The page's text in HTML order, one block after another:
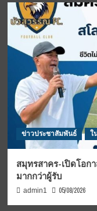
ข่าวประชาสัมพันธ์ ใ
สมุทรสาคร-เปิดโอก
มากกว่าผู้รับ
admin1 05/08/2026